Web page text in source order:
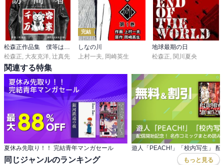
松森正 大友克洋 辻真先
完結
しなの川
上村一夫 岡崎英生
地球最期の日
松森正 関川夏央
関連する特集
夏休み先取り！！ 完結青年マンガセール
同じジャンルのランキング もっと見る